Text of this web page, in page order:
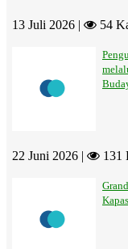
13 Juli 2026 | 54
22 Juni 2026 | 131